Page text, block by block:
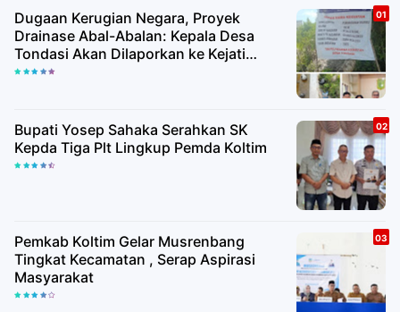
Dugaan Kerugian Negara, Proyek
Drainase Abal-Abalan: Kepala Desa
Tondasi Akan Dilaporkan ke Kejati
Sultra dan Polda Sultra
Bupati Yosep Sahaka Serahkan SK
Kepda Tiga Plt Lingkup Pemda Koltim
Pemkab Koltim Gelar Musrenbang
Tingkat Kecamatan , Serap Aspirasi
Masyarakat